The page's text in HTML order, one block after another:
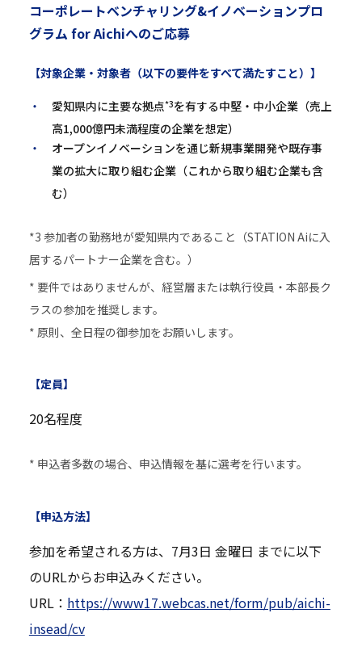
コーポレートベンチャリング&イノベーションプロ
グラム for Aichiへのご応募
【対象企業・対象者（以下の要件をすべて満たすこと）】
愛知県内に主要な拠点*3を有する中堅・中小企業（売上
高1,000億円未満程度の企業を想定）
オープンイノベーションを通じ新規事業開発や既存事
業の拡大に取り組む企業（これから取り組む企業も含
む）
*3 参加者の勤務地が愛知県内であること（STATION Aiに入
居するパートナー企業を含む。）
* 要件ではありませんが、経営層または執行役員・本部長ク
ラスの参加を推奨します。
* 原則、全日程の御参加をお願いします。
【定員】
20名程度
* 申込者多数の場合、申込情報を基に選考を行います。
【申込方法】
参加を希望される方は、7月3日 金曜日 までに以下
のURLからお申込みください。
URL： https://www17.webcas.net/form/pub/aichi-
insead/cv